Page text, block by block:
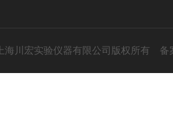
海川宏实验仪器有限公司版权所有 备